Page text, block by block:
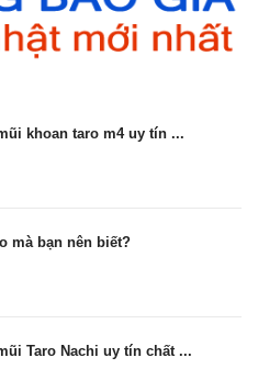
khoan taro m4 uy tín ...
mà bạn nên biết?
Taro Nachi uy tín chất ...